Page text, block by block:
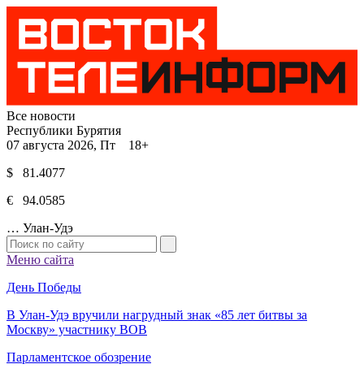
Все новости
Республики Бурятия
07 августа 2026, Пт 18+
$ 81.4077
€ 94.0585
… Улан-Удэ
Меню сайта
День Победы
В Улан-Удэ вручили нагрудный знак «85 лет битвы за
Москву» участнику ВОВ
Парламентское обозрение